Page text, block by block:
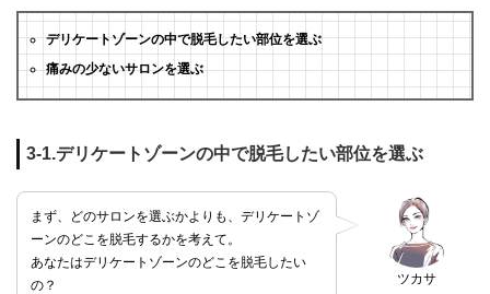
デリケートゾーンの中で脱毛したい部位を選ぶ
痛みの少ないサロンを選ぶ
3-1.デリケートゾーンの中で脱毛したい部位を選ぶ
ツカサ
まず、どのサロンを選ぶかよりも、デリケートゾ
ーンのどこを脱毛するかを考えて。
あなたはデリケートゾーンのどこを脱毛したい
の？